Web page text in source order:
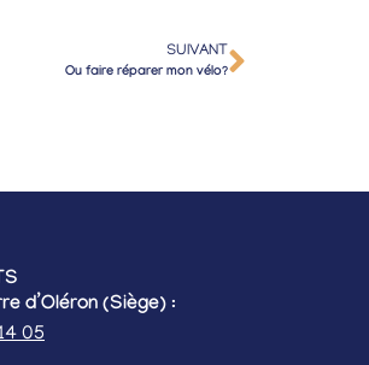
SUIVANT
Ou faire réparer mon vélo?
d’Oléron (Siège) :
05